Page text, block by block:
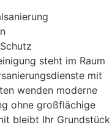
steht im Raum
mit
wenden moderne
ohne großflächige
bleibt Ihr Grundstück